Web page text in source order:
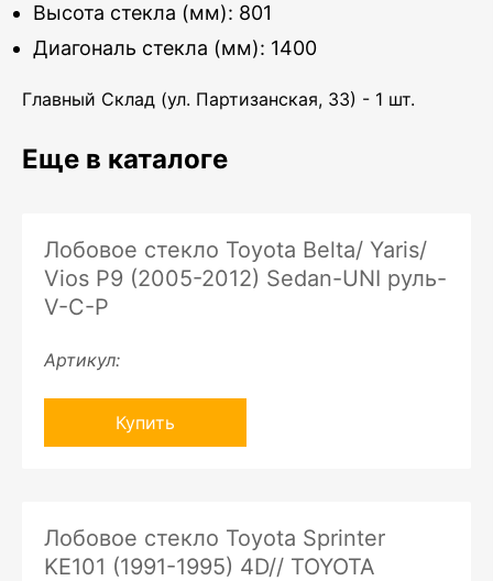
Высота стекла (мм): 801
Диагональ стекла (мм): 1400
Главный Склад (ул. Партизанская, 33) - 1 шт.
Еще в каталоге
Лобовое стекло Toyota Belta/ Yaris/
Vios P9 (2005-2012) Sedan-UNI руль-
V-С-P
Артикул:
Купить
Лобовое стекло Toyota Sprinter
KE101 (1991-1995) 4D// TOYOTA